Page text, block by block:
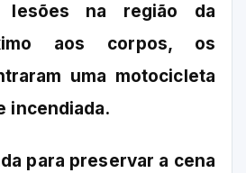
lesões na região da
aos corpos, os
uma motocicleta
incendiada.
para preservar a cena